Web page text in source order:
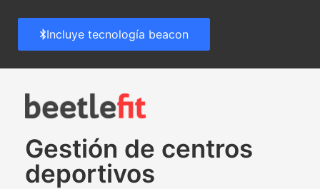
Incluye tecnología beacon
Gestión de centros
deportivos